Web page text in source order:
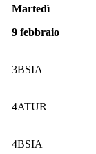
Martedì
9 febbraio
3BSIA
4ATUR
4BSIA